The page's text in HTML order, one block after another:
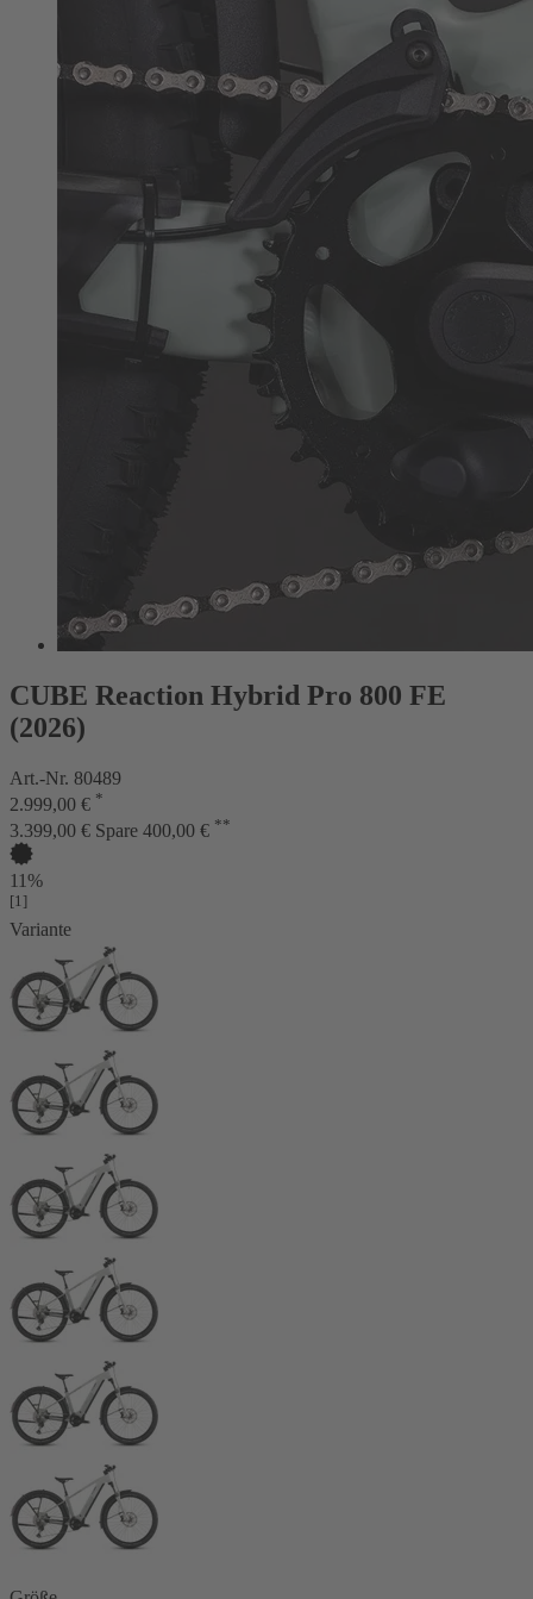
CUBE Reaction Hybrid Pro 800 FE
(2026)
Art.-Nr. 80489
2.999,00 € *
3.399,00 € Spare 400,00 € **
11%
[1]
Variante